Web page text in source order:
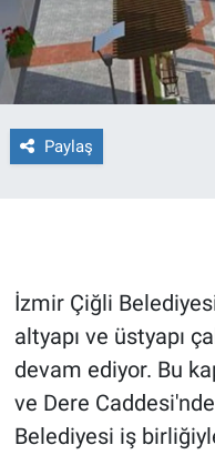
Paylaş
İzmir Çiğli
altyapı ve üstyapı
devam ediyor. Bu
ve Dere
Belediyesi iş
Haber Arşivi